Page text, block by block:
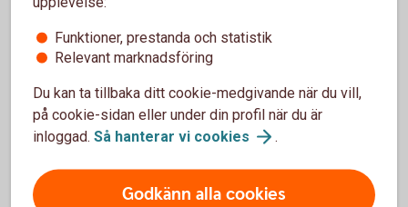
Vill du få en bättre koll på hela din pension? Då kan
tjänstepension - avtalspensionen - till oss.
Flytta kollektivavtal tjänstepension
Funktioner, prestanda och statistik
Relevant marknadsföring
Du kan ta tillbaka ditt cookie-medgivande när du vill,
på cookie-sidan eller under din profil när du är
inloggad. Så hanterar vi cookies .
Godkänn alla cookies